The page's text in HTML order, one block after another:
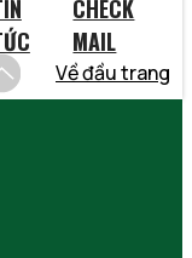
CHECK
MAIL
Về đầu trang